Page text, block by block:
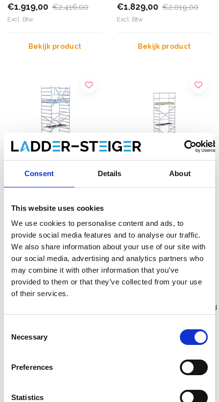
Consent Details About
This website uses cookies
We use cookies to personalise content and ads, to
provide social media features and to analyse our traffic.
We also share information about your use of our site with
our social media, advertising and analytics partners who
may combine it with other information that you’ve
provided to them or that they’ve collected from your use
of their services.
Selection
Necessary
Preferences
Statistics
€1.919,00 €2.416,00
Excl. Btw
Bekijk product
€1.829,00 €2.019,00
Excl. Btw
Bekijk product
Original 135x190
€2.309,00 €2.863,91
Excl. Btw
Bekijk product
€1.827,00 €2.228,49
Excl. Btw
Bekijk product
klanten
Gratis verzending in Nederland
en België